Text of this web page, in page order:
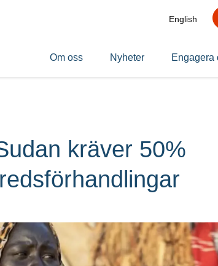
English
Om oss Nyheter Engagera
kräver 50%